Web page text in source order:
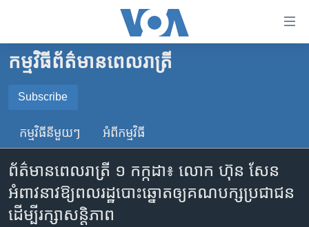
គេហទំព័រ​
ទាក់ទង
រំលង​
ទំព័រ​
ព័ត៌មាន​​
តែ​
ម្តង
កម្ពុជា
អន្តរជាតិ
ចិន
ហេឡូវីអូអេ
កម្ពុជាច្នៃប្រតិដ្ឋ
ព្រឹត្តិការណ៍ព័ត៌មាន
កម្មវិធី​ព័ត៌មាន​ពេលរាត្រី
Subscribe
SUBSCRIBE
YouTube Music
Spotify
កម្មវិធី​នីមួយៗ អំពី​កម្មវិធី​
ព័ត៌មាន​ពេល​រាត្រី ១ កក្កដា៖ លោក ហ៊ុន សែន
អំពាវ​នាវ​ឱ្យ​ពលរដ្ឋ​បោះ​ឆ្នោត​ឲ្យ​គណបក្ស​ប្រជាជន
ដើម្បី​រក្សា​សន្តិ​ភាព